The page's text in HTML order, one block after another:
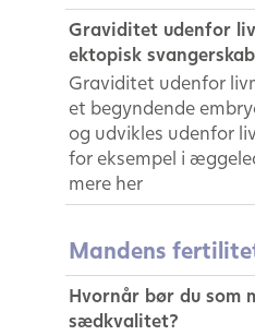
Graviditet udenfor
ektopisk svangerskab
Graviditet udenfor
et begyndende
og udvikles udenfor
for eksempel i
mere her
Mandens
Hvornår bør du som
sædkvalitet?